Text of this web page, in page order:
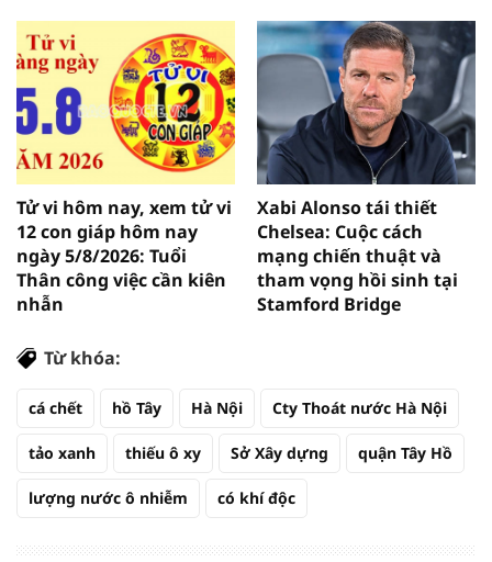
Tử vi hôm nay, xem tử vi
12 con giáp hôm nay
ngày 5/8/2026: Tuổi
Thân công việc cần kiên
nhẫn
Xabi Alonso tái thiết
Chelsea: Cuộc cách
mạng chiến thuật và
tham vọng hồi sinh tại
Stamford Bridge
Từ khóa:
cá chết hồ Tây Hà Nội Cty Thoát nước Hà Nội
tảo xanh thiếu ô xy Sở Xây dựng quận Tây Hồ
lượng nước ô nhiễm có khí độc